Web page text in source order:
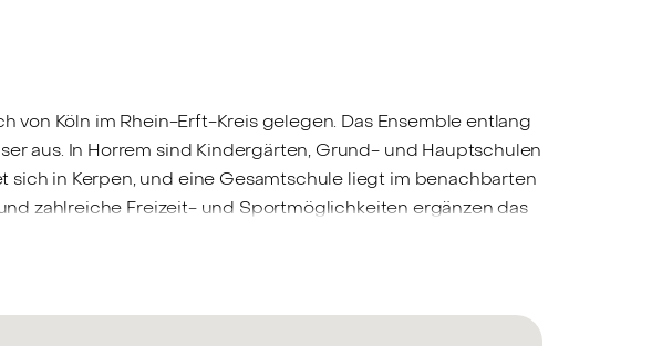
von Köln im Rhein-Erft-Kreis gelegen. Das Ensemble entlang
aus. In Horrem sind Kindergärten, Grund- und Hauptschulen
in Kerpen, und eine Gesamtschule liegt im benachbarten
zahlreiche Freizeit- und Sportmöglichkeiten ergänzen das
Kart- und Eventcenter, das Euromax Kino sowie
gewährleistet. Die Verkehrsanbindung von Kerpen ist
und Buir besteht ein Anschluss an das Netz der